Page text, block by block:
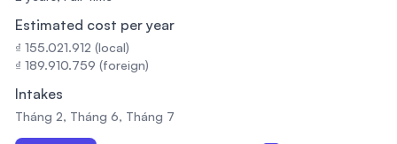
Estimated cost per year
₫ 155.021.912 (local)
₫ 189.910.759 (foreign)
Intakes
Tháng 2, Tháng 6, Tháng 7